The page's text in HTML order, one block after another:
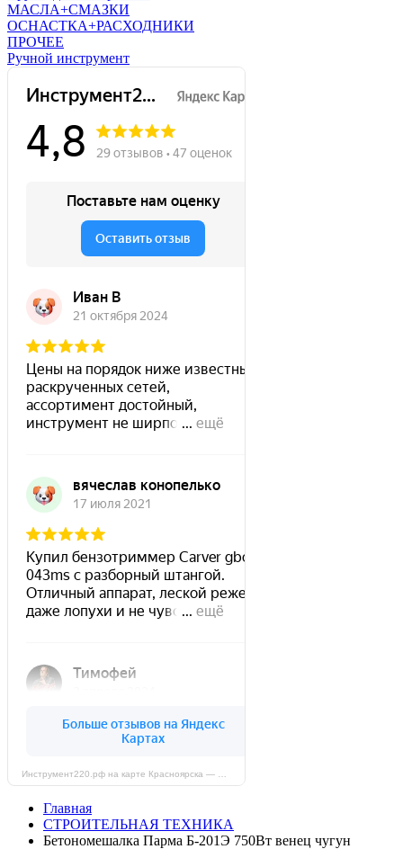
МАСЛА+СМАЗКИ
ОСНАСТКА+РАСХОДНИКИ
ПРОЧЕЕ
Ручной инструмент
Главная
СТРОИТЕЛЬНАЯ ТЕХНИКА
Бетономешалка Парма Б-201Э 750Вт венец чугун